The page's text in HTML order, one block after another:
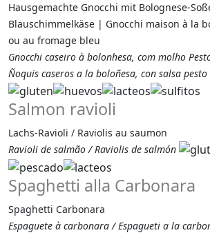
Hausgemachte Gnocchi mit Bolognese-
Blauschimmelkäse | Gnocchi maison à la
ou au fromage bleu
Gnocchi caseiro à bolonhesa, com molho
Ñoquis caseros a la boloñesa, con salsa
Salmon ravioli
Lachs-Ravioli / Raviolis au saumon
Ravioli de salmão / Raviolis de salmón
Spaghetti alla Carbonara
Spaghetti Carbonara
Espaguete à carbonara / Espagueti a la